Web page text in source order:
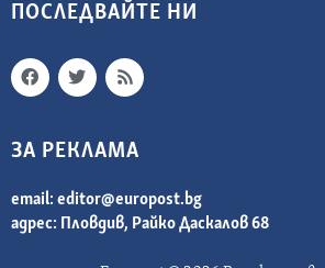
ПОСЛЕДВАЙТЕ НИ
ЗА РЕКЛАМА
email: editor@europost.bg
адрес: Пловдив, Райко Даскалов 68